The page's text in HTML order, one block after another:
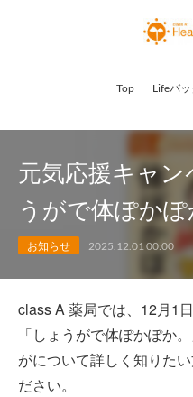
Top
元気応援キャン
うがで体ぽか
お知らせ 2025.12.01 00:00
class A 薬局では、12月1
「しょうがで体ぽかぽか
がについて詳しく知りた
ださい。